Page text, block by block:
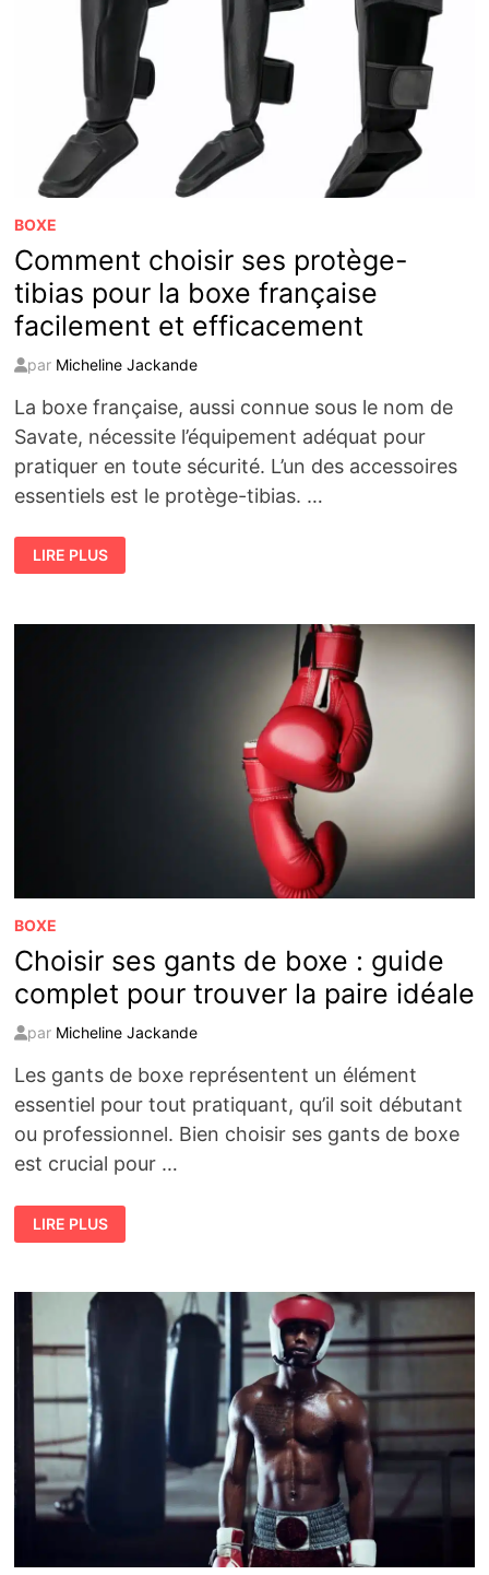
PROTECTION
OPTIMALE
BOXE
Comment choisir ses protège-
tibias pour la boxe française
facilement et efficacement
par Micheline Jackande
La boxe française, aussi connue sous le nom de
Savate, nécessite l’équipement adéquat pour
pratiquer en toute sécurité. L’un des accessoires
essentiels est le protège-tibias. …
COMMENT
CHOISIR
SES
POUR
LIRE PLUS
BOXE
Choisir ses gants de boxe : guide
complet pour trouver la paire idéale
par Micheline Jackande
Les gants de boxe représentent un élément
essentiel pour tout pratiquant, qu’il soit débutant
ou professionnel. Bien choisir ses gants de boxe
est crucial pour …
CHOISIR
SES
GANTS
:
COMPLET
TROUVER
IDÉALE
LIRE PLUS